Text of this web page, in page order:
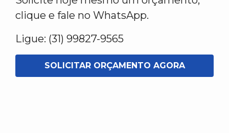
clique e fale no WhatsApp.
Ligue: (31) 99827-9565
SOLICITAR ORÇAMENTO AGORA